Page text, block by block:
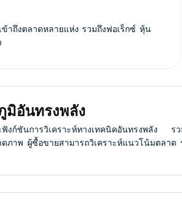
ข้าถึงตลาดหลายแห่ง รวมถึงฟอเร็กซ์ หุ้น
อันทรงพลัง
งก์ชันการวิเคราะห์ทางเทคนิคอันทรงพลัง รว
ดภาพ ผู้ซื้อขายสามารถวิเคราะห์แนวโน้มตลาด